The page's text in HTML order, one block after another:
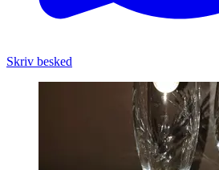
Skriv besked